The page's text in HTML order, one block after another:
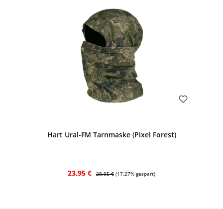
Hart Ural-FM Tarnmaske (Pixel Forest)
Verkaufspreis:
23,95 € Regulärer Preis:
28,95 € (17.27% gespart)